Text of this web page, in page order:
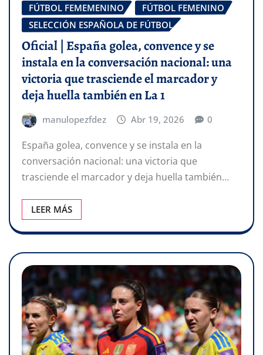
FÚTBOL FEMEMENINO
FÚTBOL FEMENINO
SELECCIÓN ESPAÑOLA DE FÚTBOL
Oficial | España golea, convence y se
instala en la conversación nacional: una
victoria que trasciende el marcador y
deja huella también en La 1
manulopezfdez Abr 19, 2026 0
España golea, convence y se instala en la
conversación nacional: una victoria que
trasciende el marcador y deja huella también…
LEER MÁS